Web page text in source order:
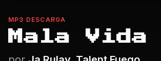
MP3 DESCARGA
Mala Vida